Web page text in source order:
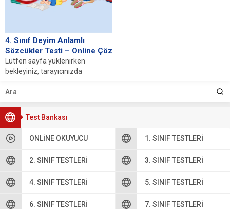
Test Bankası
ONLINE OKUYUCU 1. SINIF TESTLERI
2. SINIF TESTLERI 3. SINIF TESTLERI
4. SINIF TESTLERI 5. SINIF TESTLERI
6. SINIF TESTLERI 7. SINIF TESTLERI
4. Sınıf Deyim Anlamlı
Sözcükler Testi – Online Çöz
Lütfen sayfa yüklenirken
bekleyiniz, tarayıcınızda
olduğundan emin olunuz. Eğer
sayfa yüklenmediyse buraya...